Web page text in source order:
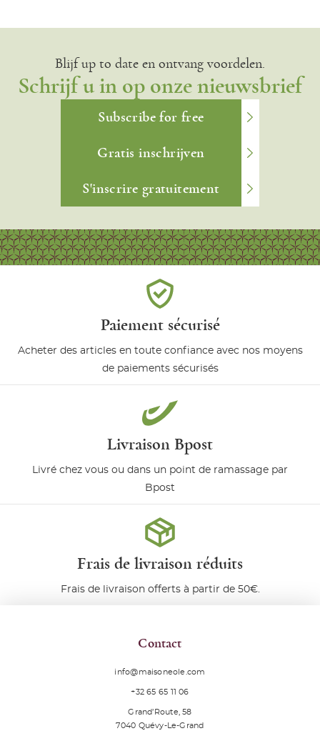
Blijf up to date en ontvang voordelen.
Schrijf u in op onze nieuwsbrief
Subscribe for free
Gratis inschrijven
S'inscrire gratuitement
Paiement sécurisé
Acheter des articles en toute confiance avec nos moyens
de paiements sécurisés
Livraison Bpost
Livré chez vous ou dans un point de ramassage par
Bpost
Frais de livraison réduits
Frais de livraison offerts à partir de 50€.
Contact
info@maisoneole.com
+32 65 65 11 06
Grand’Route, 58
7040 Quévy-Le-Grand